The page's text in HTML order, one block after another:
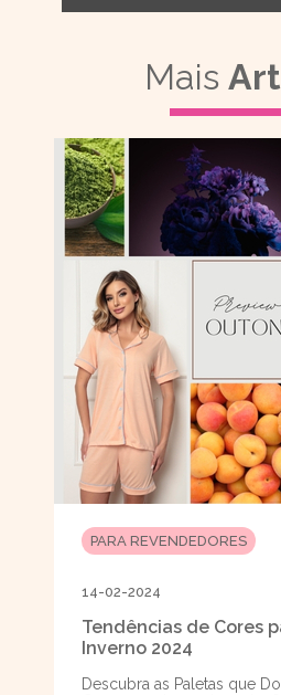
Mais
PARA REVENDEDORES
14-02-2024
Tendências de Cores
Inverno 2024
Descubra as Paletas que